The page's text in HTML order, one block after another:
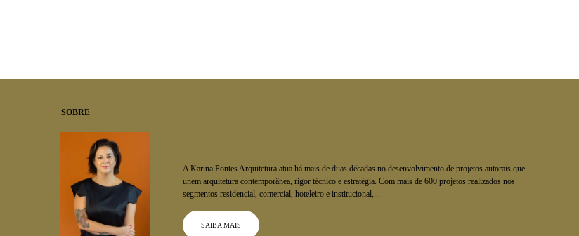
SOBRE
A Karina Pontes Arquitetura atua há mais de duas décadas no desenvolvimento de projetos autorais que
unem arquitetura contemporânea, rigor técnico e estratégia. Com mais de 600 projetos realizados nos
segmentos residencial, comercial, hoteleiro e institucional,...
SAIBA MAIS